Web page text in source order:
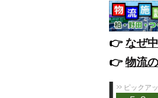
👉️なぜ
👉️物流
ピックア